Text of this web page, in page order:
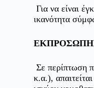
Για να είναι
ικανότητα
Σε περίπτωση
κ.α.),